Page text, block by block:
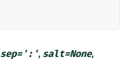
sep=':', salt=None,